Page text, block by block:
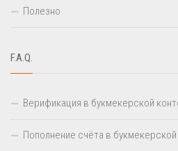
Полезно
F.A.Q.
Верификация в букмекерской
Пополнение счёта в